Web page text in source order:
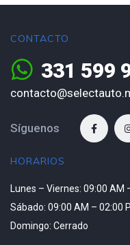
HORARIOS
Lunes – Viernes: 09:00 AM
Sábado: 09:00 AM – 02:00
Domingo: Cerrado
CONTACTO
331 599
Síguenos